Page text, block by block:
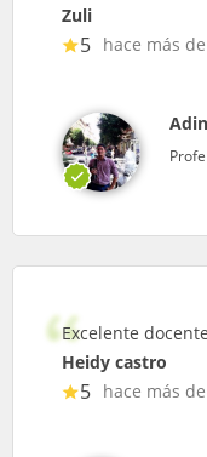
Zuli
5 hace más
Excelente
Heidy castro
5 hace más